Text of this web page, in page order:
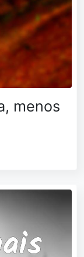
menos